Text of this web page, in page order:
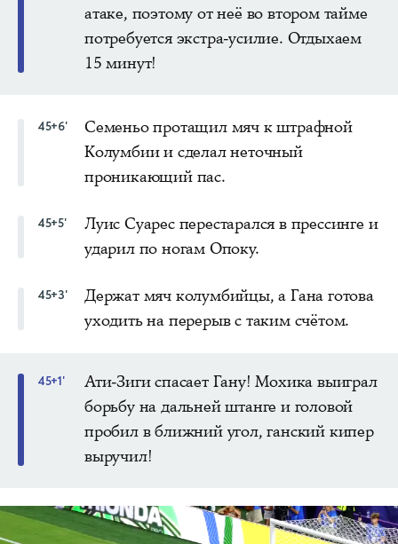
атаке, поэтому от неё во втором тайме
потребуется экстра-усилие. Отдыхаем
15 минут!
45+6'
Семеньо протащил мяч к штрафной
Колумбии и сделал неточный
проникающий пас.
45+5'
Луис Суарес перестарался в прессинге и
ударил по ногам Опоку.
45+3'
Держат мяч колумбийцы, а Гана готова
уходить на перерыв с таким счётом.
45+1'
Ати-Зиги спасает Гану! Мохика выиграл
борьбу на дальней штанге и головой
пробил в ближний угол, ганский кипер
выручил!